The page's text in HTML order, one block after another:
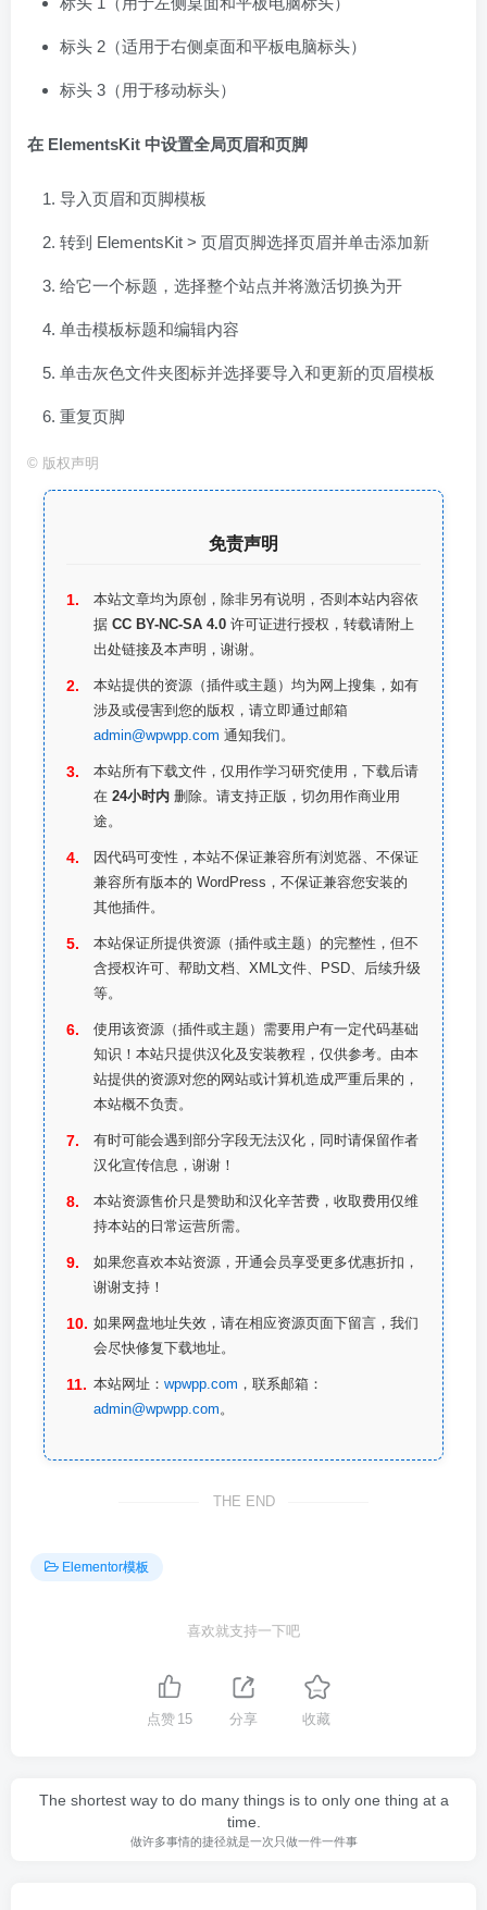
标头 2（适用于右侧桌面和平板电脑标头）
标头 3（用于移动标头）
在 ElementsKit 中设置全局页眉和页脚
导入页眉和页脚模板
转到 ElementsKit > 页眉页脚选择页眉并单击添加新
给它一个标题，选择整个站点并将激活切换为开
单击模板标题和编辑内容
单击灰色文件夹图标并选择要导入和更新的页眉模板
重复页脚
© 版权声明
免责声明
本站文章均为原创，除非另有说明，否则本站内容依
据 CC BY-NC-SA 4.0 许可证进行授权，转载请附上
出处链接及本声明，谢谢。
本站提供的资源（插件或主题）均为网上搜集，如有
涉及或侵害到您的版权，请立即通过邮箱
admin@wpwpp.com 通知我们。
本站所有下载文件，仅用作学习研究使用，下载后请
在 24小时内 删除。请支持正版，切勿用作商业用
途。
因代码可变性，本站不保证兼容所有浏览器、不保证
兼容所有版本的 WordPress，不保证兼容您安装的
其他插件。
本站保证所提供资源（插件或主题）的完整性，但不
含授权许可、帮助文档、XML文件、PSD、后续升级
等。
使用该资源（插件或主题）需要用户有一定代码基础
知识！本站只提供汉化及安装教程，仅供参考。由本
站提供的资源对您的网站或计算机造成严重后果的，
本站概不负责。
有时可能会遇到部分字段无法汉化，同时请保留作者
汉化宣传信息，谢谢！
本站资源售价只是赞助和汉化辛苦费，收取费用仅维
持本站的日常运营所需。
如果您喜欢本站资源，开通会员享受更多优惠折扣，
谢谢支持！
如果网盘地址失效，请在相应资源页面下留言，我们
会尽快修复下载地址。
本站网址： wpwpp.com ，联系邮箱：
admin@wpwpp.com 。
THE END
Elementor模板
喜欢就支持一下吧
点赞 15 分享 收藏
The shortest way to do many things is to only one thing at a
time.
做许多事情的捷径就是一次只做一件一件事